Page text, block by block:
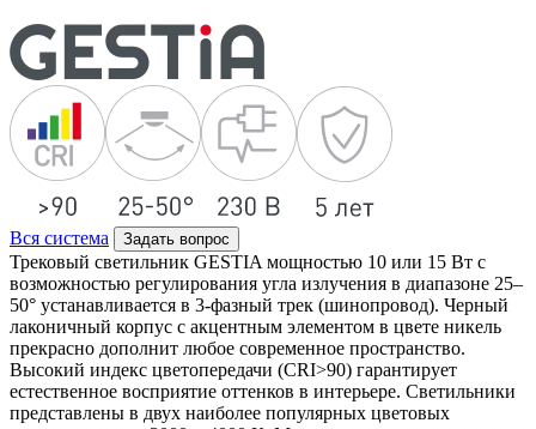
Вся система Задать вопрос
Трековый светильник GESTIA мощностью 10 или 15 Вт с
возможностью регулирования угла излучения в диапазоне 25–
50° устанавливается в 3-фазный трек (шинопровод). Черный
лаконичный корпус с акцентным элементом в цвете никель
прекрасно дополнит любое современное пространство.
Высокий индекс цветопередачи (CRI>90) гарантирует
естественное восприятие оттенков в интерьере. Светильники
представлены в двух наиболее популярных цветовых